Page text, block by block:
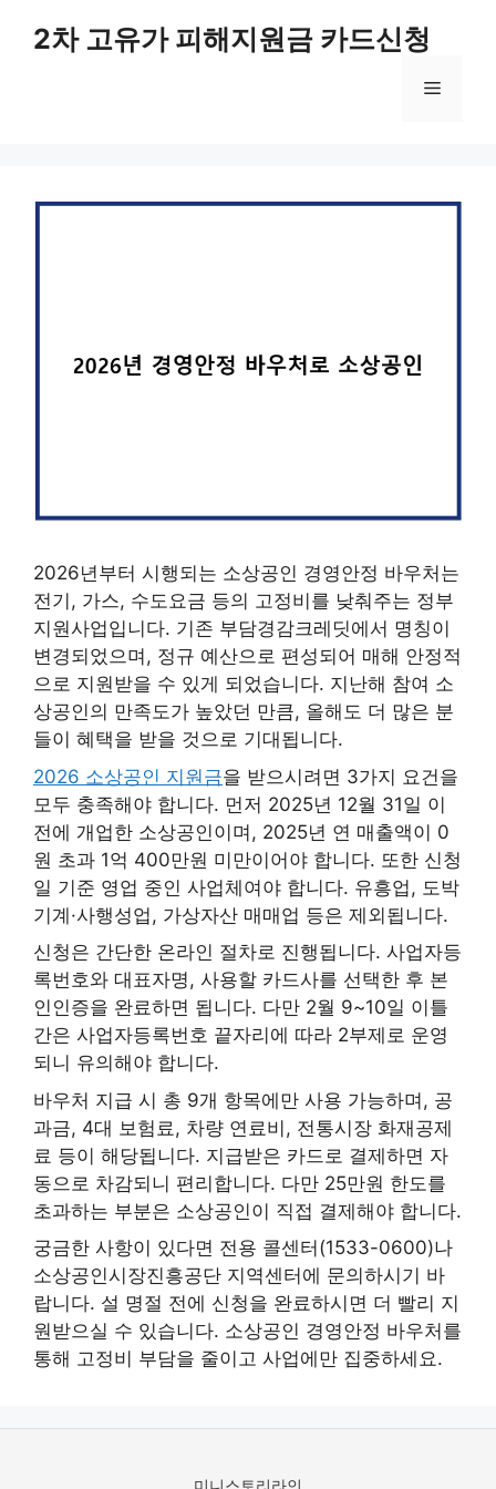
2차 고유가 피해지원금 카드신청
메
2026년부터 시행되는 소상공인 경영안정 바우처는
전기, 가스, 수도요금 등의 고정비를 낮춰주는 정부
지원사업입니다. 기존 부담경감크레딧에서 명칭이
변경되었으며, 정규 예산으로 편성되어 매해 안정적
으로 지원받을 수 있게 되었습니다. 지난해 참여 소
상공인의 만족도가 높았던 만큼, 올해도 더 많은 분
들이 혜택을 받을 것으로 기대됩니다.
2026 소상공인 지원금을 받으시려면 3가지 요건을
모두 충족해야 합니다. 먼저 2025년 12월 31일 이
전에 개업한 소상공인이며, 2025년 연 매출액이 0
원 초과 1억 400만원 미만이어야 합니다. 또한 신청
일 기준 영업 중인 사업체여야 합니다. 유흥업, 도박
기계·사행성업, 가상자산 매매업 등은 제외됩니다.
신청은 간단한 온라인 절차로 진행됩니다. 사업자등
록번호와 대표자명, 사용할 카드사를 선택한 후 본
인인증을 완료하면 됩니다. 다만 2월 9~10일 이틀
간은 사업자등록번호 끝자리에 따라 2부제로 운영
되니 유의해야 합니다.
바우처 지급 시 총 9개 항목에만 사용 가능하며, 공
과금, 4대 보험료, 차량 연료비, 전통시장 화재공제
료 등이 해당됩니다. 지급받은 카드로 결제하면 자
동으로 차감되니 편리합니다. 다만 25만원 한도를
초과하는 부분은 소상공인이 직접 결제해야 합니다.
궁금한 사항이 있다면 전용 콜센터(1533-0600)나
소상공인시장진흥공단 지역센터에 문의하시기 바
랍니다. 설 명절 전에 신청을 완료하시면 더 빨리 지
원받으실 수 있습니다. 소상공인 경영안정 바우처를
통해 고정비 부담을 줄이고 사업에만 집중하세요.
미니스토리라인